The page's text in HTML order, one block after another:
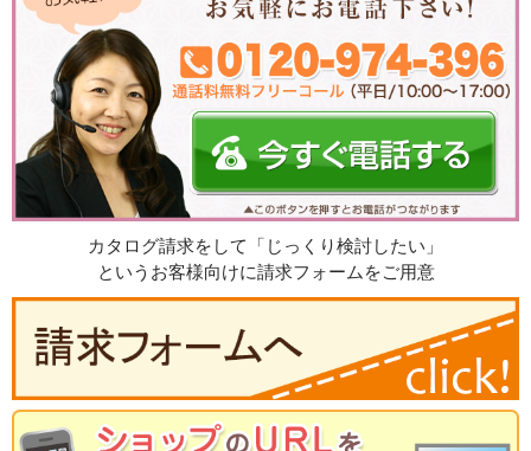
カタログ請求をして「じっくり検討したい」
というお客様向けに請求フォームをご用意